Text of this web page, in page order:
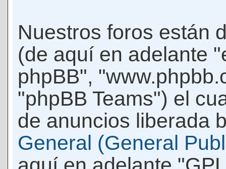
Nuestros foros están
(de aquí en adelante
phpBB",
"phpBB Teams") el
de anuncios liberada
General (General